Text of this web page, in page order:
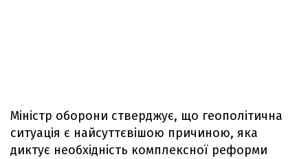
Міністр оборони стверджує, що геополітична
ситуація є найсуттєвішою причиною, яка
диктує необхідність комплексної реформи